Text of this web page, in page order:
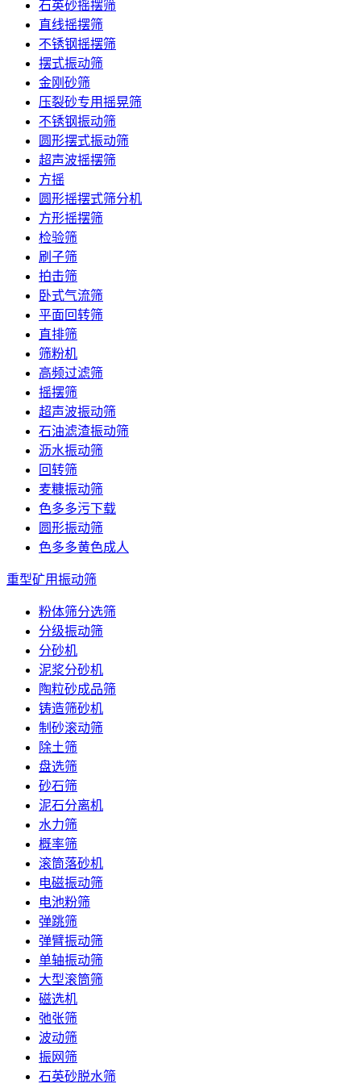
石英砂摇摆筛
直线摇摆筛
不锈钢摇摆筛
摆式振动筛
金刚砂筛
压裂砂专用摇晃筛
不锈钢振动筛
圆形摆式振动筛
超声波摇摆筛
方摇
圆形摇摆式筛分机
方形摇摆筛
检验筛
刷子筛
拍击筛
卧式气流筛
平面回转筛
直排筛
筛粉机
高频过滤筛
摇摆筛
超声波振动筛
石油滤渣振动筛
沥水振动筛
回转筛
麦糠振动筛
色多多污下载
圆形振动筛
色多多黄色成人
重型矿用振动筛
粉体筛分选筛
分级振动筛
分砂机
泥浆分砂机
陶粒砂成品筛
铸造筛砂机
制砂滚动筛
除土筛
盘选筛
砂石筛
泥石分离机
水力筛
概率筛
滚筒落砂机
电磁振动筛
电池粉筛
弹跳筛
弹臂振动筛
单轴振动筛
大型滚筒筛
磁选机
弛张筛
波动筛
振网筛
石英砂脱水筛